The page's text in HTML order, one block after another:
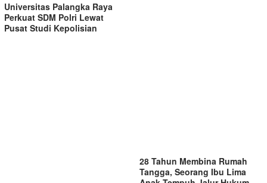
Universitas Palangka Raya
Perkuat SDM Polri Lewat
Pusat Studi Kepolisian
28 Tahun Membina Rumah
Tangga, Seorang Ibu Lima